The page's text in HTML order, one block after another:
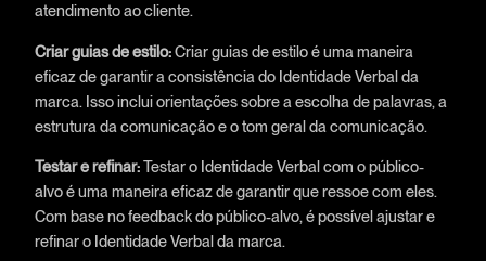
atendimento ao cliente.
Criar guias de estilo:Criar guias de estilo é uma maneira
eficaz de garantir a consistência do Identidade Verbal da
marca. Isso inclui orientações sobre a escolha de palavras, a
estrutura da comunicação e o tom geral da comunicação.
Testar e refinar:Testar o Identidade Verbal com o público-
alvo é uma maneira eficaz de garantir que ressoe com eles.
Com base no feedback do público-alvo, é possível ajustar e
refinar o Identidade Verbal da marca.